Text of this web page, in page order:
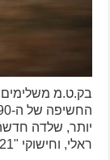
יותר, שלדה
ראלי, וחישוקי "21 ו-"18 לשטח